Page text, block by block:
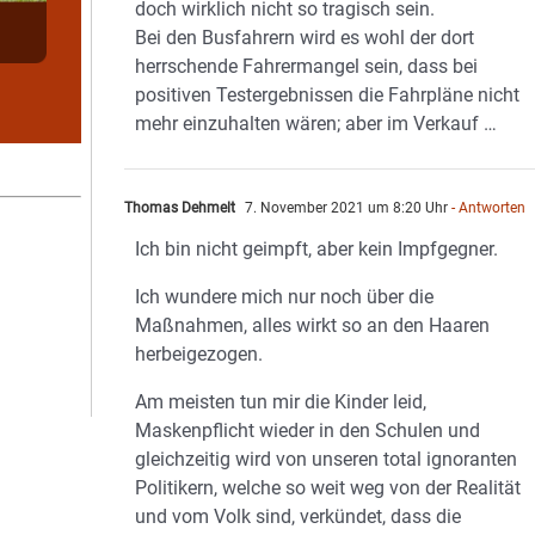
doch wirklich nicht so tragisch sein.
Bei den Busfahrern wird es wohl der dort
herrschende Fahrermangel sein, dass bei
positiven Testergebnissen die Fahrpläne nicht
mehr einzuhalten wären; aber im Verkauf …
Thomas Dehmelt 7. November 2021 um 8:20 Uhr - Antworten
Ich bin nicht geimpft, aber kein Impfgegner.
Ich wundere mich nur noch über die
Maßnahmen, alles wirkt so an den Haaren
herbeigezogen.
Am meisten tun mir die Kinder leid,
Maskenpflicht wieder in den Schulen und
gleichzeitig wird von unseren total ignoranten
Politikern, welche so weit weg von der Realität
und vom Volk sind, verkündet, dass die